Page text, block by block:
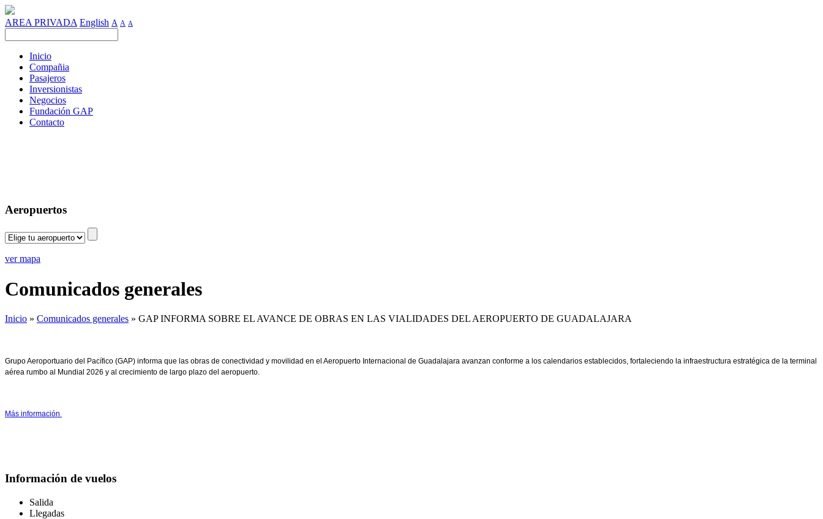
AREA PRIVADA English A A A
Inicio
Compañia
Pasajeros
Inversionistas
Negocios
Fundación GAP
Contacto
Aeropuertos
ver mapa
Comunicados generales
Inicio » Comunicados generales » GAP INFORMA SOBRE EL AVANCE DE OBRAS EN LAS VIALIDADES DEL AEROPUERTO DE GUADALAJARA
Grupo Aeroportuario del Pacífico (GAP) informa que las obras de conectividad y movilidad en el Aeropuerto Internacional de Guadalajara avanzan conforme a los calendarios establecidos, fortaleciendo la infraestructura estratégica de la terminal
aérea rumbo al Mundial 2026 y al crecimiento de largo plazo del aeropuerto.
Más información
Información de vuelos
Salida
Llegadas